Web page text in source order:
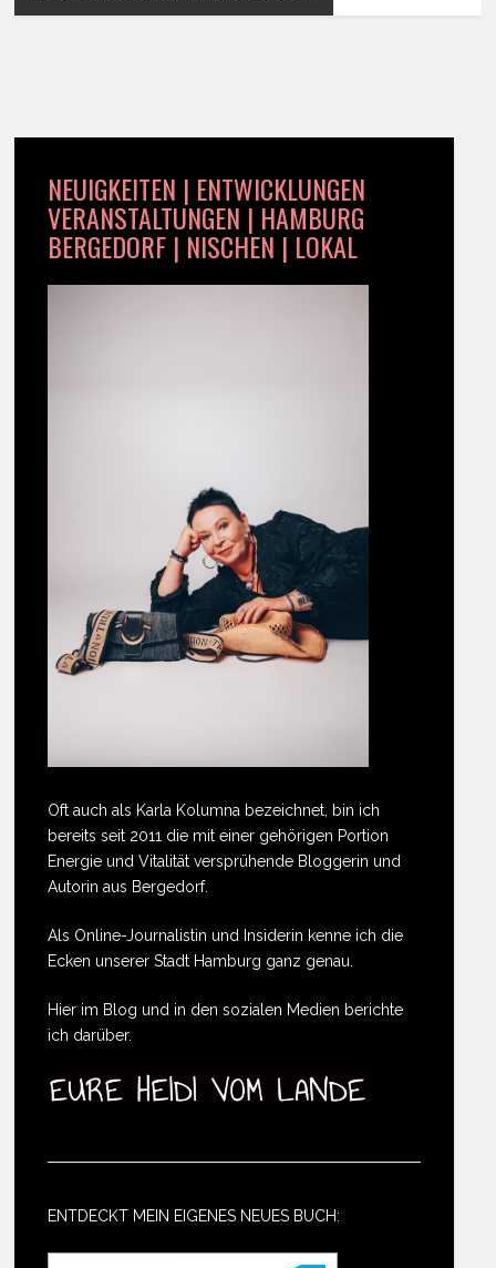
NEUIGKEITEN | ENTWICKLUNGEN
VERANSTALTUNGEN | HAMBURG
BERGEDORF | NISCHEN | LOKAL
Oft auch als Karla Kolumna bezeichnet, bin ich
bereits seit 2011 die mit einer gehörigen Portion
Energie und Vitalität versprühende Bloggerin und
Autorin aus Bergedorf.
Als Online-Journalistin und Insiderin kenne ich die
Ecken unserer Stadt Hamburg ganz genau.
Hier im Blog und in den sozialen Medien berichte
ich darüber.
ENTDECKT MEIN EIGENES NEUES BUCH: